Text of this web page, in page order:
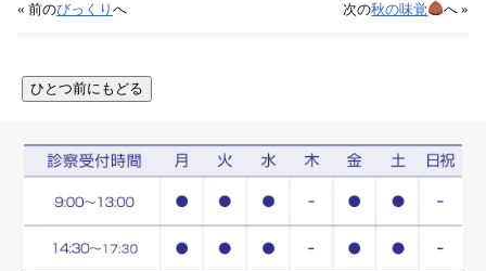
« 前のびっくり へ 次の秋の味覚 へ »